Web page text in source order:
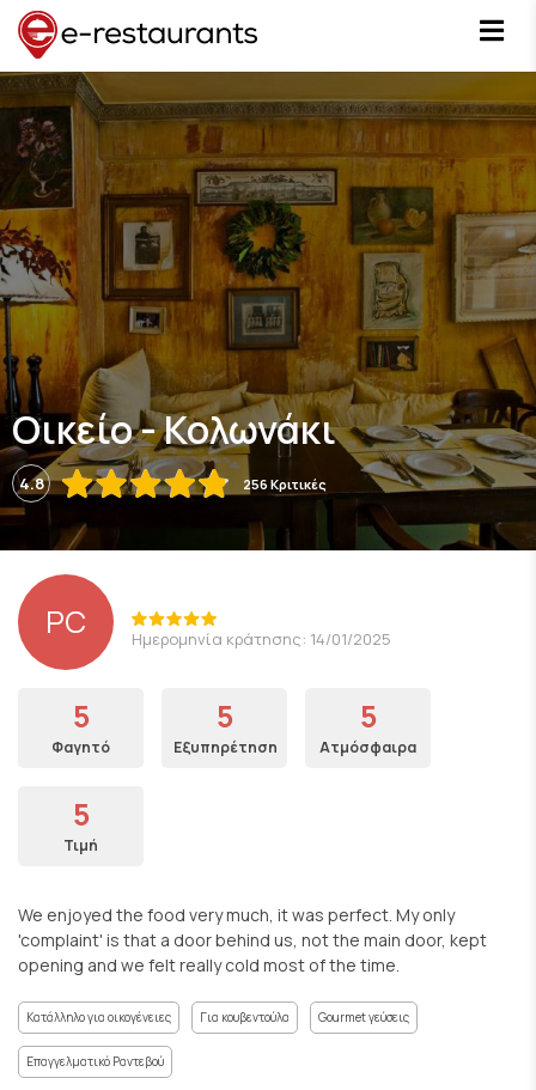
Οικείο - Κολωνάκι
4.8 256 Κριτικές
PC Ημερομηνία κράτησης: 14/01/2025
5
Φαγητό
5
Εξυπηρέτηση
5
Ατμόσφαιρα
5
Τιμή
We enjoyed the food very much, it was perfect. My only
'complaint' is that a door behind us, not the main door, kept
opening and we felt really cold most of the time.
Κατάλληλο για οικογένειες Για κουβεντούλα Gourmet γεύσεις
Επαγγελματικό Ραντεβού